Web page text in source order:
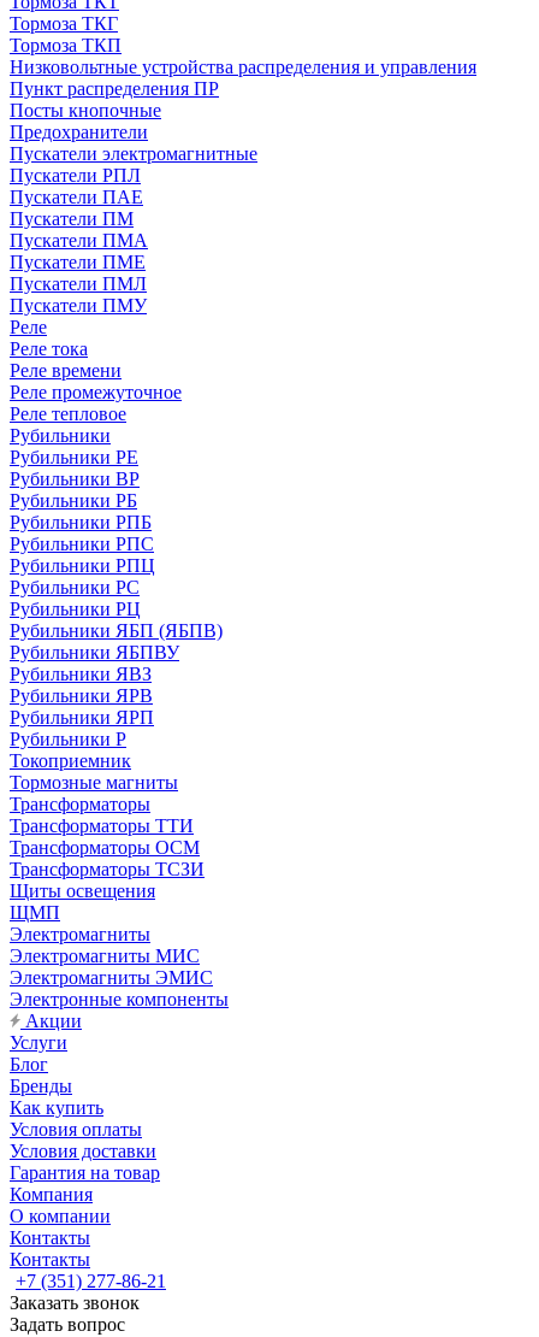
Тормоза ТКГ
Тормоза ТКП
Низковольтные устройства распределения и управления
Пункт распределения ПР
Посты кнопочные
Предохранители
Пускатели электромагнитные
Пускатели РПЛ
Пускатели ПАЕ
Пускатели ПМ
Пускатели ПМА
Пускатели ПМЕ
Пускатели ПМЛ
Пускатели ПМУ
Реле
Реле тока
Реле времени
Реле промежуточное
Реле тепловое
Рубильники
Рубильники РЕ
Рубильники ВР
Рубильники РБ
Рубильники РПБ
Рубильники РПС
Рубильники РПЦ
Рубильники РС
Рубильники РЦ
Рубильники ЯБП (ЯБПВ)
Рубильники ЯБПВУ
Рубильники ЯВЗ
Рубильники ЯРВ
Рубильники ЯРП
Рубильники Р
Токоприемник
Тормозные магниты
Трансформаторы
Трансформаторы ТТИ
Трансформаторы ОСМ
Трансформаторы ТСЗИ
Щиты освещения
ЩМП
Электромагниты
Электромагниты МИС
Электромагниты ЭМИС
Электронные компоненты
Акции
Услуги
Блог
Бренды
Как купить
Условия оплаты
Условия доставки
Гарантия на товар
Компания
О компании
Контакты
Контакты
+7 (351) 277-86-21
Заказать звонок
Задать вопрос